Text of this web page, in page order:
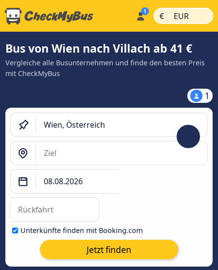
€ | EUR |
Bus von Wien nach Villach ab 41 €
Vergleiche alle Busunternehmen und finde den besten Preis
mit CheckMyBus
1
Unterkünfte finden mit Booking.com
Jetzt finden